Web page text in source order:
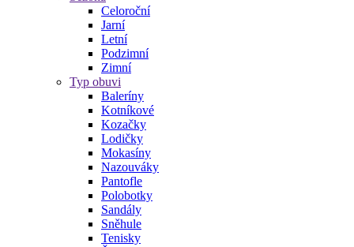
Celoroční
Jarní
Letní
Podzimní
Zimní
Typ obuvi
Baleríny
Kotníkové
Kozačky
Lodičky
Mokasíny
Nazouváky
Pantofle
Polobotky
Sandály
Sněhule
Tenisky